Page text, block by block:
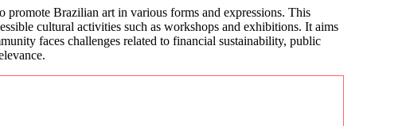
cultural activities such as workshops and exhibitions. It aims
faces challenges related to financial sustainability, public